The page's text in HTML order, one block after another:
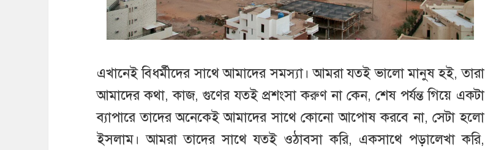
এখানেই বিধর্মীদের সাথে আমাদের সমস্যা। আমরা যতই ভালো মানুষ হই, তারা
আমাদের কথা, কাজ, গুণের যতই প্রশংসা করুণ না কেন, শেষ পর্যন্ত গিয়ে একটা
ব্যাপারে তাদের অনেকেই আমাদের সাথে কোনো আপোষ করবে না, সেটা হলো
ইসলাম। আমরা তাদের সাথে যতই ওঠাবসা করি, একসাথে পড়ালেখা করি,